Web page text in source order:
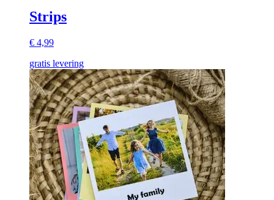
Strips
€ 4,99
gratis levering